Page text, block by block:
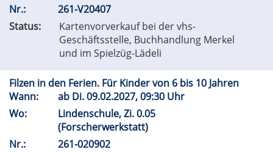
Nr.:
261-V20407
Status:
Kartenvorverkauf bei der vhs-
Geschäftsstelle, Buchhandlung Merkel
und im Spielzüg-Lädeli
Filzen in den Ferien. Für Kinder von 6 bis 10 Jahren
Wann:
ab Di.09.02.2027, 09:30 Uhr
Wo:
Lindenschule, Zi. 0.05
(Forscherwerkstatt)
Nr.:
261-020902